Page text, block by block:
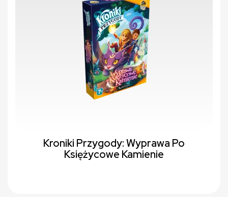
Kroniki Przygody: Wyprawa Po
Księżycowe Kamienie